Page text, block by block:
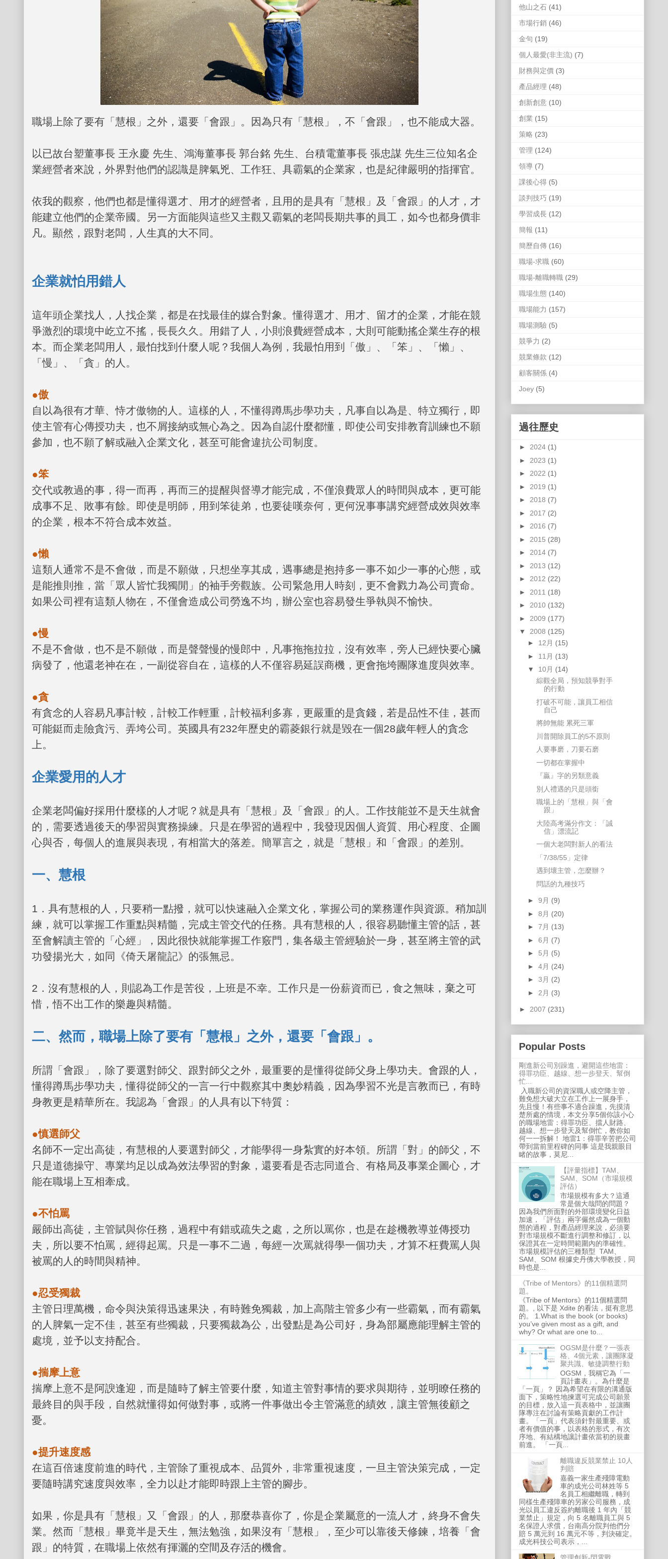
職場上除了要有「慧根」之外，還要「會跟」。因為只有「慧根」，不「會跟」，也不能成大器。
以已故台塑董事長 王永慶 先生、鴻海董事長 郭台銘 先生、台積電董事長 張忠謀 先生三位知名企
業經營者來說，外界對他們的認識是脾氣兇、工作狂、具霸氣的企業家，也是紀律嚴明的指揮官。
依我的觀察，他們也都是懂得選才、用才的經營者，且用的是具有「慧根」及「會跟」的人才，才
能建立他們的企業帝國。另一方面能與這些又主觀又霸氣的老闆長期共事的員工，如今也都身價非
凡。顯然，跟對老闆，人生真的大不同。
企業就怕用錯人
這年頭企業找人，人找企業，都是在找最佳的媒合對象。懂得選才、用才、留才的企業，才能在競
爭激烈的環境中屹立不搖，長長久久。用錯了人，小則浪費經營成本，大則可能動搖企業生存的根
本。而企業老闆用人，最怕找到什麼人呢？我個人為例，我最怕用到「傲」、「笨」、「懶」、
「慢」、「貪」的人。
●傲
自以為很有才華、恃才傲物的人。這樣的人，不懂得蹲馬步學功夫，凡事自以為是、特立獨行，即
使主管有心傳授功夫，也不屑接納或無心為之。因為自認什麼都懂，即使公司安排教育訓練也不願
參加，也不願了解或融入企業文化，甚至可能會違抗公司制度。
●笨
交代或教過的事，得一而再，再而三的提醒與督導才能完成，不僅浪費眾人的時間與成本，更可能
成事不足、敗事有餘。即使是明師，用到笨徒弟，也要徒嘆奈何，更何況事事講究經營成效與效率
的企業，根本不符合成本效益。
●懶
這類人通常不是不會做，而是不願做，只想坐享其成，遇事總是抱持多一事不如少一事的心態，或
是能推則推，當「眾人皆忙我獨閒」的袖手旁觀族。公司緊急用人時刻，更不會戮力為公司賣命。
如果公司裡有這類人物在，不僅會造成公司勞逸不均，辦公室也容易發生爭執與不愉快。
●慢
不是不會做，也不是不願做，而是聲聲慢的慢郎中，凡事拖拖拉拉，沒有效率，旁人已經快要心臟
病發了，他還老神在在，一副從容自在，這樣的人不僅容易延誤商機，更會拖垮團隊進度與效率。
●貪
有貪念的人容易凡事計較，計較工作輕重，計較福利多寡，更嚴重的是貪錢，若是品性不佳，甚而
可能鋌而走險貪污、弄垮公司。英國具有232年歷史的霸菱銀行就是毀在一個28歲年輕人的貪念
上。
企業愛用的人才
企業老闆偏好採用什麼樣的人才呢？就是具有「慧根」及「會跟」的人。工作技能並不是天生就會
的，需要透過後天的學習與實務操練。只是在學習的過程中，我發現因個人資質、用心程度、企圖
心與否，每個人的進展與表現，有相當大的落差。簡單言之，就是「慧根」和「會跟」的差別。
一、慧根
1 ．具有慧根的人，只要稍一點撥，就可以快速融入企業文化，掌握公司的業務運作與資源。稍加訓
練，就可以掌握工作重點與精髓，完成主管交代的任務。具有慧根的人，很容易聽懂主管的話，甚
至會解讀主管的「心經」，因此很快就能掌握工作竅門，集各級主管經驗於一身，甚至將主管的武
功發揚光大，如同《倚天屠龍記》的張無忌。
2 ．沒有慧根的人，則認為工作是苦役，上班是不幸。工作只是一份薪資而已，食之無味，棄之可
惜，悟不出工作的樂趣與精髓。
二、然而，職場上除了要有「慧根」之外，還要「會跟」。
所謂「會跟」，除了要選對師父、跟對師父之外，最重要的是懂得從師父身上學功夫。會跟的人，
懂得蹲馬步學功夫，懂得從師父的一言一行中觀察其中奧妙精義，因為學習不光是言教而已，有時
身教更是精華所在。我認為「會跟」的人具有以下特質：
●慎選師父
名師不一定出高徒，有慧根的人要選對師父，才能學得一身紮實的好本領。所謂「對」的師父，不
只是道德操守、專業均足以成為效法學習的對象，還要看是否志同道合、有格局及事業企圖心，才
能在職場上互相牽成。
●不怕罵
嚴師出高徒，主管賦與你任務，過程中有錯或疏失之處，之所以罵你，也是在趁機教導並傳授功
夫，所以要不怕罵，經得起罵。只是一事不二過，每經一次罵就得學一個功夫，才算不枉費罵人與
被罵的人的時間與精神。
●忍受獨裁
主管日理萬機，命令與決策得迅速果決，有時難免獨裁，加上高階主管多少有一些霸氣，而有霸氣
的人脾氣一定不佳，甚至有些獨裁，只要獨裁為公，出發點是為公司好，身為部屬應能理解主管的
處境，並予以支持配合。
●揣摩上意
揣摩上意不是阿諛逢迎，而是隨時了解主管要什麼，知道主管對事情的要求與期待，並明瞭任務的
最終目的與手段，自然就懂得如何做對事，或將一件事做出令主管滿意的績效，讓主管無後顧之
憂。
●提升速度感
在這百倍速度前進的時代，主管除了重視成本、品質外，非常重視速度，一旦主管決策完成，一定
要隨時講究速度與效率，全力以赴才能即時跟上主管的腳步。
如果，你是具有「慧根」又「會跟」的人，那麼恭喜你了，你是企業屬意的一流人才，終身不會失
業。然而「慧根」畢竟半是天生，無法勉強，如果沒有「慧根」，至少可以靠後天修鍊，培養「會
跟」的特質，在職場上依然有揮灑的空間及存活的機會。
他山之石 (41)
市場行銷 (46)
金句 (19)
個人最愛(非主流) (7)
財務與定價 (3)
產品經理 (48)
創新創意 (10)
創業 (15)
策略 (23)
管理 (124)
領導 (7)
課後心得 (5)
談判技巧 (19)
學習成長 (12)
簡報 (11)
簡歷自傳 (16)
職場-求職 (60)
職場-離職轉職 (29)
職場生態 (140)
職場能力 (157)
職場測驗 (5)
競爭力 (2)
競業條款 (12)
顧客關係 (4)
Joey (5)
過往歷史
► 2024 (1)
► 2023 (1)
► 2022 (1)
► 2019 (1)
► 2018 (7)
► 2017 (2)
► 2016 (7)
► 2015 (28)
► 2014 (7)
► 2013 (12)
► 2012 (22)
► 2011 (18)
► 2010 (132)
► 2009 (177)
▼ 2008 (125)
► 12月 (15)
► 11月 (13)
▼ 10月 (14)
綜觀全局，預知競爭對手
的行動
打破不可能，讓員工相信
自己
將帥無能 累死三軍
川普開除員工的5不原則
人要事磨，刀要石磨
一切都在掌握中
『贏』字的另類意義
別人禮遇的只是頭銜
職場上的「慧根」與「會
跟」
大陸高考滿分作文：「誠
信」漂流記
一個大老闆對新人的看法
「7/38/55」定律
遇到壞主管，怎麼辦？
問話的九種技巧
► 9月 (9)
► 8月 (20)
► 7月 (13)
► 6月 (7)
► 5月 (5)
► 4月 (24)
► 3月 (2)
► 2月 (3)
► 2007 (231)
Popular Posts
剛進新公司別躁進，避開這些地雷：
得罪功臣、越線、想一步登天、幫倒
忙...
入職新公司的資深職人或空降主管，
難免想大破大立在工作上一展身手，
先且慢！有些事不適合躁進，先摸清
楚所處的情境，本文分享5個你該小心
的職場地雷：得罪功臣、擋人財路、
越線、想一步登天及幫倒忙，教你如
何一一拆解！ 地雷1：得罪辛苦把公司
帶到當前里程碑的同事 這是我親眼目
睹的故事，莫尼...
【評量指標】TAM、
SAM、SOM（市場規模
評估）
市場規模有多大？這通
常是個大哉問的問題？
因為我們所面對的外部環境變化日益
加速，「評估」兩字儼然成為一個動
態的過程，對產品經理來說，必須要
對市場規模不斷進行調整和修訂，以
保證其在一定時間範圍內的準確性。
市場規模評估的三種類型 TAM、
SAM、SOM 根據史丹佛大學教授，同
時也是...
《Tribe of Mentors》的11個精選問
題。
《Tribe of Mentors》的11個精選問
題。, 以下是 Xdite 的看法，挺有意思
的。 1.What is the book (or books)
you’ve given most as a gift, and
why? Or what are one to...
OGSM是什麼？一張表
格、4個元素，讓團隊凝
聚共識、敏捷調整行動
OGSM，我稱它為「一
頁計畫表」。為什麼是
「一頁」？ 因為希望在有限的溝通版
面下，策略性地揀選可完成公司願景
的目標，放入這一頁表格中，並讓團
隊專注在討論有策略貢獻的工作計
畫。「一頁」代表須針對最重要、或
者有價值的事，以表格的形式，有次
序地、有結構地讓計畫依當初的規畫
前進。 「一頁...
離職違反競業禁止 10人
判賠
嘉義一家生產殘障電動
車的成光公司林姓等 5
名員工相繼離職，轉到
同樣生產殘障車的另家公司服務，成
光以員工違反簽約離職後 1 年內「競
業禁止」規定，向 5 名離職員工與 5
名保證人求償，台南高分院判他們分
賠 5 萬元到 16 萬元不等，判決確定。
成光科技公司表示，...